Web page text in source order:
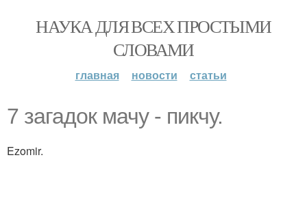
НАУКА ДЛЯ ВСЕХ ПРОСТЫМИ
СЛОВАМИ
главная новости статьи
7 загадок мачу - пикчу.
Ezomir.